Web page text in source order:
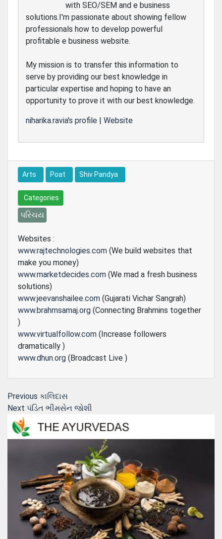
with SEO/SEM and e business
solutions.I'm passionate about showing fellow
professionals how to develop powerful
profitable e business website.
My mission is to transfer this information to
serve by providing our best knowledge in
particular expertise and hoping to have an
opportunity to prove it with our best knowledge.
niharika.ravia's profile | Website
Arts Poat Shiv Pandya
Categories
પરિચય
Websites :
www.rajtechnologies.com (We build websites that
make you money)
www.marketdecides.com (We mad a fresh business
solutions)
www.jeevanshailee.com (Gujarati Vichar Sangrah)
www.brahmsamaj.org (Connecting Brahmins together
)
www.virtualfollow.com (Increase followers
dramatically )
www.dhun.org (Broadcast Live )
Post
navigation
Previous Previous
post:
કાલિદાસ
Next Next
પંડિત ભીમસેન જોશી